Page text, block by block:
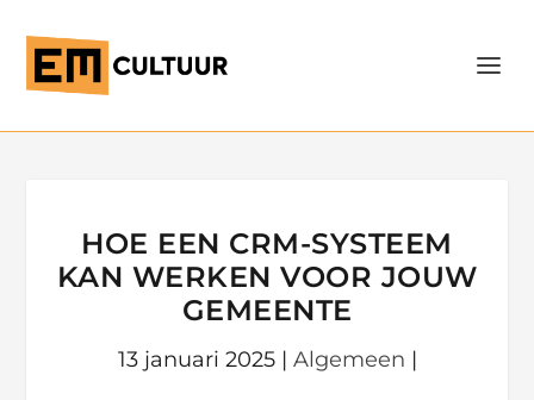
HOE EEN CRM-SYSTEEM
KAN WERKEN VOOR JOUW
GEMEENTE
13 januari 2025| Algemeen |